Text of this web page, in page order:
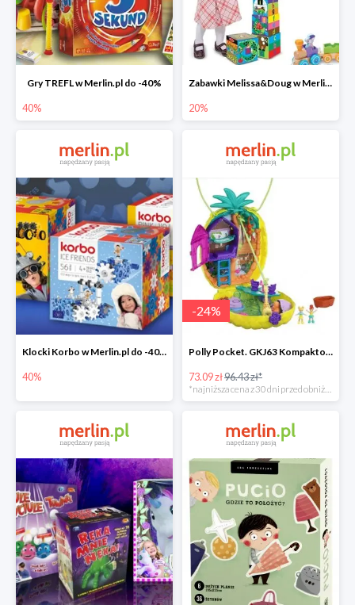
Gry TREFL w Merlin.pl do -40%
40%
Zabawki Melissa&Doug w Merlin.pl do -20%
20%
Klocki Korbo w Merlin.pl do -40%
40%
-24%
Polly Pocket. GKJ63 Kompaktowa torebka -25%
73.09 zł96.43 zł*